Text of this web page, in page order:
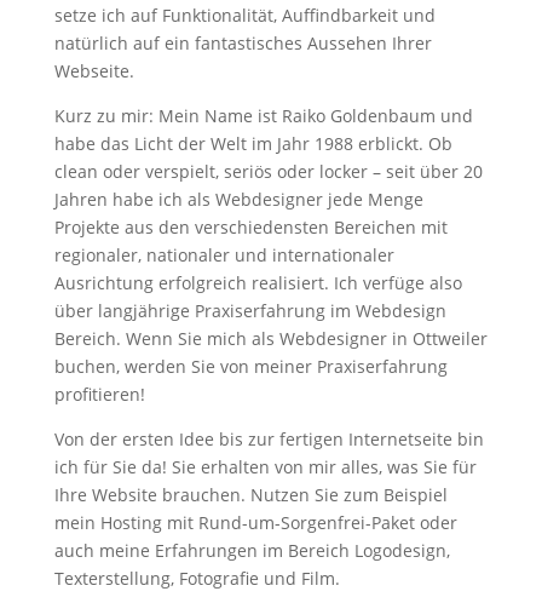
setze ich auf Funktionalität, Auffindbarkeit und
natürlich auf ein fantastisches Aussehen Ihrer
Webseite.
Kurz zu mir: Mein Name ist Raiko Goldenbaum und
habe das Licht der Welt im Jahr 1988 erblickt. Ob
clean oder verspielt, seriös oder locker – seit über 20
Jahren habe ich als Webdesigner jede Menge
Projekte aus den verschiedensten Bereichen mit
regionaler, nationaler und internationaler
Ausrichtung erfolgreich realisiert. Ich verfüge also
über langjährige Praxiserfahrung im Webdesign
Bereich. Wenn Sie mich als Webdesigner in Ottweiler
buchen, werden Sie von meiner Praxiserfahrung
profitieren!
Von der ersten Idee bis zur fertigen Internetseite bin
ich für Sie da! Sie erhalten von mir alles, was Sie für
Ihre Website brauchen. Nutzen Sie zum Beispiel
mein Hosting mit Rund-um-Sorgenfrei-Paket oder
auch meine Erfahrungen im Bereich Logodesign,
Texterstellung, Fotografie und Film.